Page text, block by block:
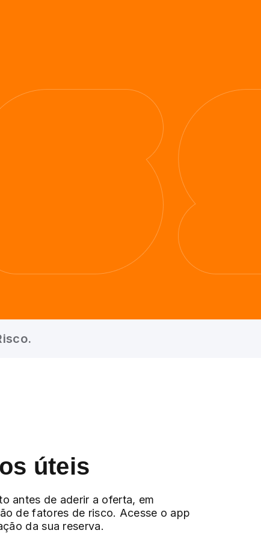
úteis
antes de aderir a oferta, em
de fatores de risco. Acesse o app
da sua reserva.